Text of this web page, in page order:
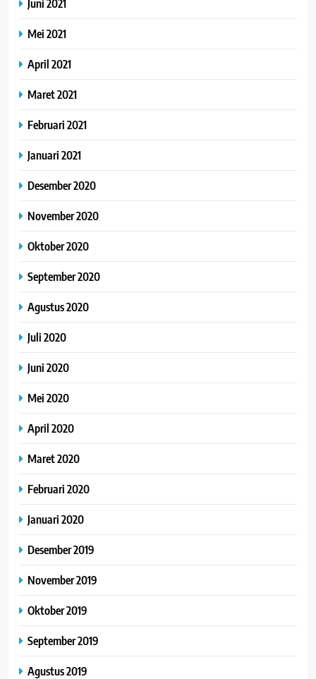
Mei 2021
April 2021
Maret 2021
Februari 2021
Januari 2021
Desember 2020
November 2020
Oktober 2020
September 2020
Agustus 2020
Juli 2020
Juni 2020
Mei 2020
April 2020
Maret 2020
Februari 2020
Januari 2020
Desember 2019
November 2019
Oktober 2019
September 2019
Agustus 2019